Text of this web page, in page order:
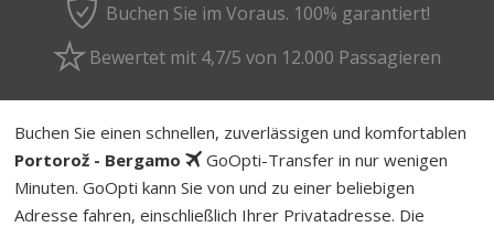
Buchen Sie im Voraus. 100% garantiert!
Bewertet mit 4,7/5 von 12.000 Passagieren
Buchen Sie einen schnellen, zuverlässigen und komfortablen
Portorož - Bergamo
GoOpti-Transfer in nur wenigen
Minuten. GoOpti kann Sie von und zu einer beliebigen
Adresse fahren, einschließlich Ihrer Privatadresse. Die